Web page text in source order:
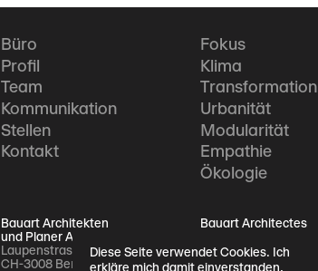
Büro
Profil
Team
Kommunikation
Stellen
Kontakt
Fokus
Klima
Transformation
Urbanität
Modularität
Empathie
Ökologie
Bauart Architekten
und Planer AG
Laupenstrasse 20
CH-3008 Bern
Bauart Architectes
Crêt-Taconnet 17
CH-2002 Neuchâtel
Diese Seite verwendet Cookies. Ich
erkläre mich damit einverstanden,